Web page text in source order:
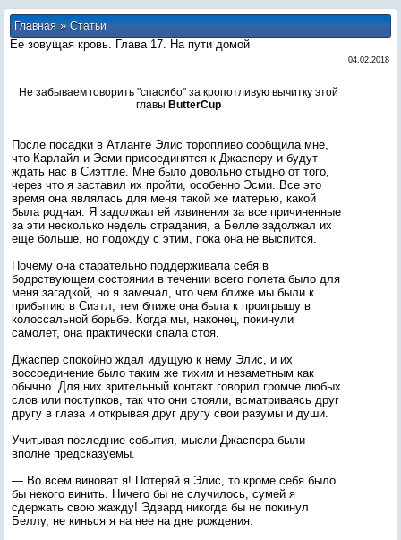
Главная»Статьи
Ее зовущая кровь. Глава 17. На пути домой
04.02.2018
Не забываем говорить "спасибо" за кропотливую вычитку этой
главы ButterCup
После посадки в Атланте Элис торопливо сообщила мне,
что Карлайл и Эсми присоединятся к Джасперу и будут
ждать нас в Сиэттле. Мне было довольно стыдно от того,
через что я заставил их пройти, особенно Эсми. Все это
время она являлась для меня такой же матерью, какой
была родная. Я задолжал ей извинения за все причиненные
за эти несколько недель страдания, а Белле задолжал их
еще больше, но подожду с этим, пока она не выспится.
Почему она старательно поддерживала себя в
бодрствующем состоянии в течении всего полета было для
меня загадкой, но я замечал, что чем ближе мы были к
прибытию в Сиэтл, тем ближе она была к проигрышу в
колоссальной борьбе. Когда мы, наконец, покинули
самолет, она практически спала стоя.
Джаспер спокойно ждал идущую к нему Элис, и их
воссоединение было таким же тихим и незаметным как
обычно. Для них зрительный контакт говорил громче любых
слов или поступков, так что они стояли, всматриваясь друг
другу в глаза и открывая друг другу свои разумы и души.
Учитывая последние события, мысли Джаспера были
вполне предсказуемы.
— Во всем виноват я! Потеряй я Элис, то кроме себя было
бы некого винить. Ничего бы не случилось, сумей я
сдержать свою жажду! Эдвард никогда бы не покинул
Беллу, не кинься я на нее на дне рождения.